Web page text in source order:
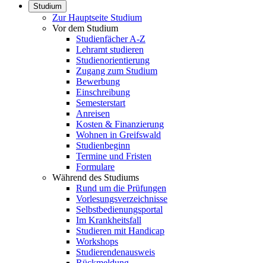
Studium
Zur Hauptseite Studium
Vor dem Studium
Studienfächer A-Z
Lehramt studieren
Studienorientierung
Zugang zum Studium
Bewerbung
Einschreibung
Semesterstart
Anreisen
Kosten & Finanzierung
Wohnen in Greifswald
Studienbeginn
Termine und Fristen
Formulare
Während des Studiums
Rund um die Prüfungen
Vorlesungsverzeichnisse
Selbstbedienungsportal
Im Krankheitsfall
Studieren mit Handicap
Workshops
Studierendenausweis